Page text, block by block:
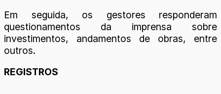
Em seguida, os gestores responderam
questionamentos da imprensa sobre
investimentos, andamentos de obras, entre
outros.
REGISTROS